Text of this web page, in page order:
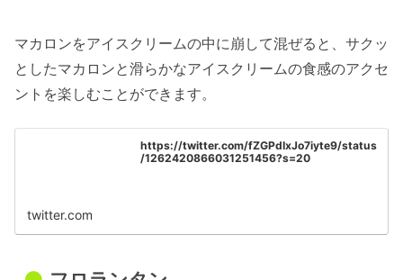
マカロンをアイスクリームの中に崩して混ぜると、サクッ
としたマカロンと滑らかなアイスクリームの食感のアクセ
ントを楽しむことができます。
https://twitter.com/fZGPdIxJo7iyte9/status
/1262420866031251456?s=20
twitter.com